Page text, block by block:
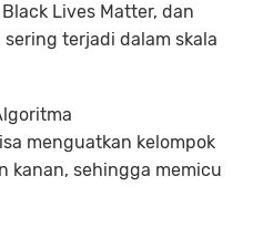
Black Lives Matter, dan
sering terjadi dalam skala
menguatkan kelompok
kanan, sehingga memicu